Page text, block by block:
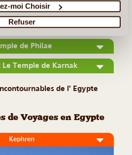
moi Choisir
Refuser
la suite ≻
de Philae
Temple de Karnak
de l' Egypte
de Voyages en Egypte
Kephren